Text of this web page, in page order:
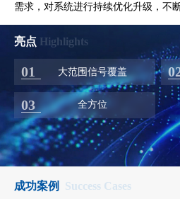
需求，对系统进行持续优化升级，不
亮点 Highlights
01 大范围信号覆盖
03 全方位
成功案例 Success Cases